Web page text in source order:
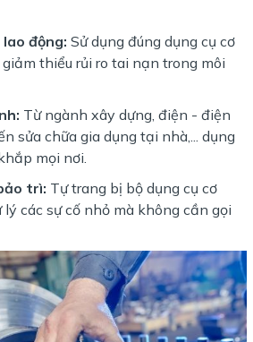
động: Sử dụng đúng dụng cụ cơ
thiểu rủi ro tai nạn trong môi
Từ ngành xây dựng, điện - điện
sửa chữa gia dụng tại nhà,... dụng
mọi nơi.
trì: Tự trang bị bộ dụng cụ cơ
các sự cố nhỏ mà không cần gọi